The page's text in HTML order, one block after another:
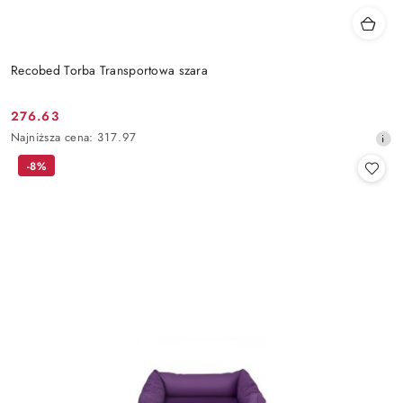
Recobed Torba Transportowa szara
Cena
promocyjna:
276.63
Najniższa
cena
Najniższa cena: 317.97
-8%